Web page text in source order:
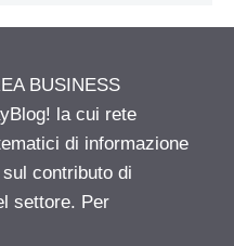
BUSINESS
la cui rete
di informazione
contributo di
settore. Per